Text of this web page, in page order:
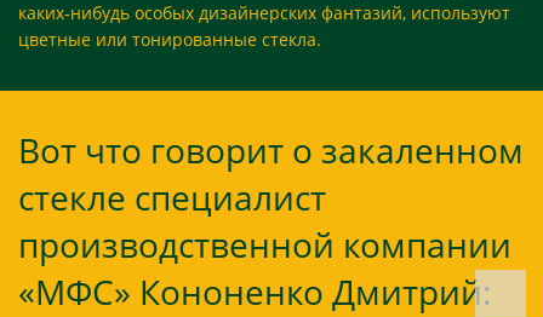
каких-нибудь особых дизайнерских фантазий, используют
цветные или тонированные стекла.
Вот что говорит о закаленном
стекле специалист
производственной компании
«МФС» Кононенко Дмитрий: